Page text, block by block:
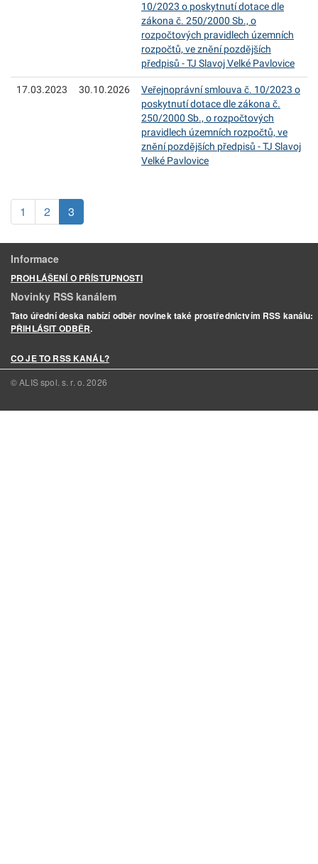
10/2023 o poskytnutí dotace dle
zákona č. 250/2000 Sb., o
rozpočtových pravidlech územních
rozpočtů, ve znění pozdějších
předpisů - TJ Slavoj Velké Pavlovice
17.03.2023 30.10.2026
Veřejnoprávní smlouva č. 10/2023 o
poskytnutí dotace dle zákona č.
250/2000 Sb., o rozpočtových
pravidlech územních rozpočtů, ve
znění pozdějších předpisů - TJ Slavoj
Velké Pavlovice
1 2 3
Informace
PROHLÁŠENÍ O PŘÍSTUPNOSTI
Novinky RSS kanálem
Tato úřední deska nabízí odběr novinek také prostřednictvím RSS kanálu:
PŘIHLÁSIT ODBĚR.
CO JE TO RSS KANÁL?
© ALIS spol. s. r. o.2026